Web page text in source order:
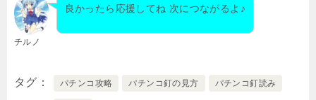
チルノ
良かったら応援してね 次につながるよ♪
タグ パチンコ攻略 パチンコ釘の見方 パチンコ釘読み